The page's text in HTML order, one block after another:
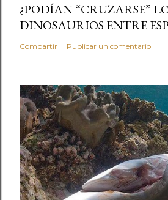
¿PODÍAN “CRUZARSE”
DINOSAURIOS ENTRE
Compartir Publicar un comentario